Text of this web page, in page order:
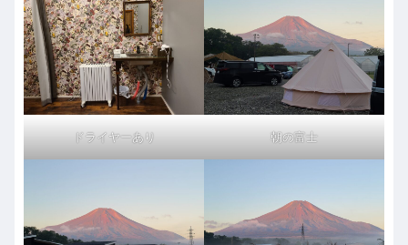
ドライヤーあり 朝の富士